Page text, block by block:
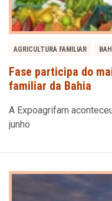
AGRICULTURA FAMILIAR
Fase participa do
familiar da Bahia
A Expoagrifam
junho